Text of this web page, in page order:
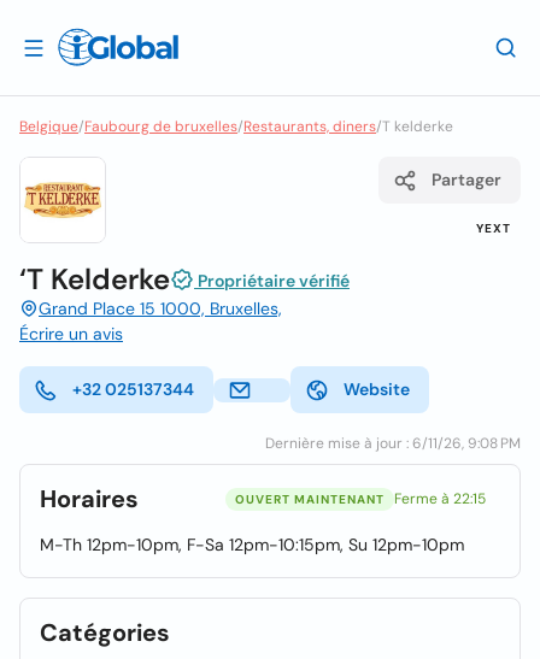
Belgique/Faubourg de bruxelles/Restaurants, diners/T kelderke
YEXT
Partager
‘T Kelderke
Propriétaire vérifié
Grand Place 15 1000, Bruxelles,
Écrire un avis
+32 025137344 Website
Dernière mise à jour : 6/11/26, 9:08 PM
Horaires OUVERT MAINTENANT Ferme à 22:15
M-Th 12pm-10pm, F-Sa 12pm-10:15pm, Su 12pm-10pm
Catégories